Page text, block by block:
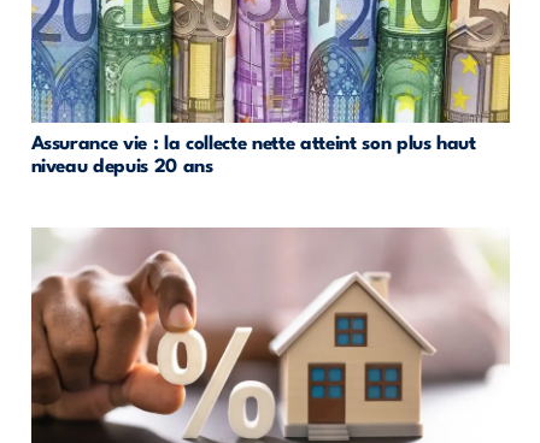
Assurance vie : la collecte nette atteint son plus haut
niveau depuis 20 ans